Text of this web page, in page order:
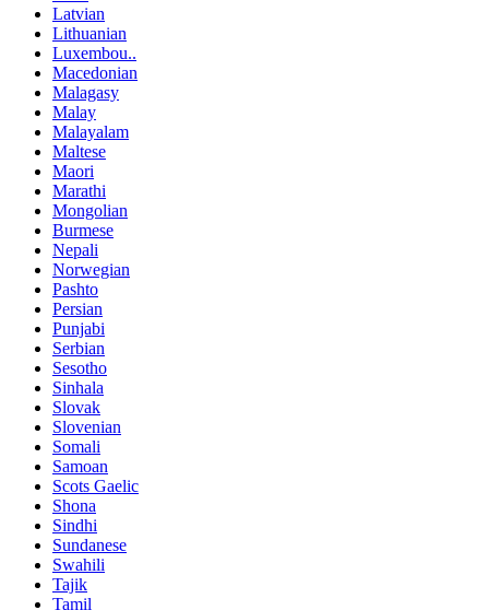
Latvian
Lithuanian
Luxembou..
Macedonian
Malagasy
Malay
Malayalam
Maltese
Maori
Marathi
Mongolian
Burmese
Nepali
Norwegian
Pashto
Persian
Punjabi
Serbian
Sesotho
Sinhala
Slovak
Slovenian
Somali
Samoan
Scots Gaelic
Shona
Sindhi
Sundanese
Swahili
Tajik
Tamil